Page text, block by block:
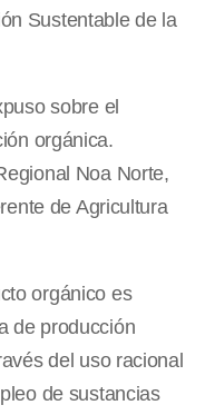
Sustentable de la
sobre el
orgánica.
Noa Norte,
de Agricultura
orgánico es
de producción
del uso racional
de sustancias